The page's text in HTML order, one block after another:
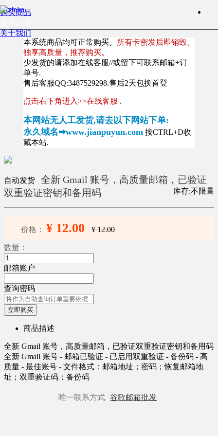
购买商品
关于我们
本系统商品均可正常购买。
所有卡密发后即销毁。
独享高质量，推荐购买。
少发货的请添加在线客服//或留下可联系邮箱+订
单号.
售后客服QQ:3487529298.售后2天包换首登
点击右下角进入>>在线客服 .
本网站无人工发货,请去以下网站下单:
永久域名➡www.jianpuyun.com 按CTRL+D收
藏本站.
自动发货
全新 Gmail 账号，高质量邮箱，已验证
双重验证密钥和备用码
库存:不限量
价格： ¥ 12.00 ¥ 12.00
数量：
邮箱账户
查询密码
立即购买
商品描述
全新 Gmail 账号，高质量邮箱，已验证双重验证密钥和备用码
全新 Gmail 账号 - 邮箱已验证 - 已启用双重验证 - 备份码 - 高
质量 - 最佳账号 - 文件格式：邮箱地址；密码；恢复邮箱地
址；双重验证码；备份码
唯一联系方式 谷歌邮箱批发